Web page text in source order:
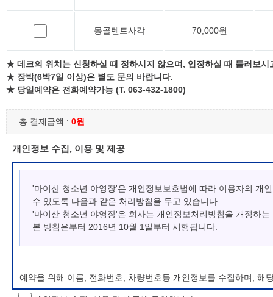
몽골텐트사각 70,000원
★ 데크의 위치는 신청하실 때 정하시지 않으며, 입장하실 때 둘러보시
★ 장박(6박7일 이상)은 별도 문의 바랍니다.
★ 당일예약은 전화예약가능 (T. 063-432-1800)
총 결제금액 : 0원
개인정보 수집, 이용 및 제공
'마이산 청소년 야영장'은 개인정보보호법에 따라 이용자의 개
수 있도록 다음과 같은 처리방침을 두고 있습니다.
'마이산 청소년 야영장'은 회사는 개인정보처리방침을 개정하
본 방침은부터 2016년 10월 1일부터 시행됩니다.
예약을 위해 이름, 전화번호, 차량번호등 개인정보를 수집하며, 해